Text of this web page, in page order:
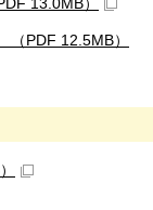
13.0MB）
（PDF 12.5MB）